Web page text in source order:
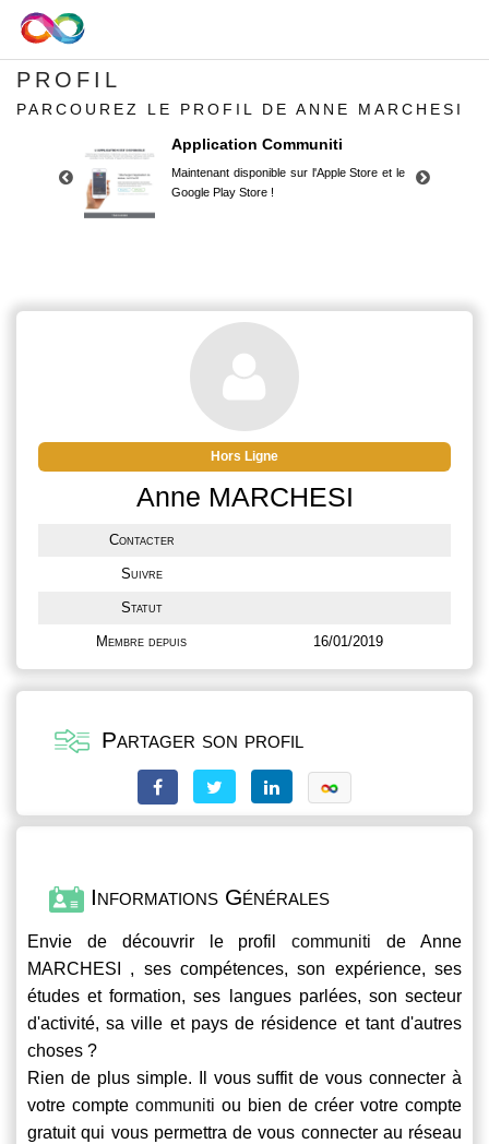
PROFIL
PARCOUREZ LE PROFIL DE ANNE MARCHESI
Application Communiti
Maintenant disponible sur l'Apple Store et le
Google Play Store !
Google Play Store !
Hors Ligne
Anne MARCHESI
Contacter
Suivre
Statut
Membre depuis 16/01/2019
Partager son profil
Informations Générales
Envie de découvrir le profilcommuniti de Anne
MARCHESI , ses compétences, son expérience, ses
études et formation, ses langues parlées, son secteur
d'activité, sa ville et pays de résidence et tant d'autres
choses ?
Rien de plus simple. Il vous suffit de vous connecter à
votre compte communiti ou bien de créer votre compte
gratuit qui vous permettra de vous connecter au réseau